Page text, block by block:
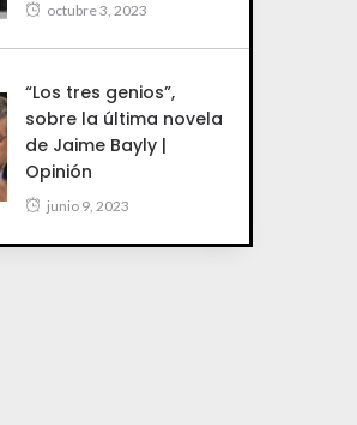
octubre 3, 2023
“Los tres genios”,
sobre la última novela
de Jaime Bayly |
Opinión
junio 9, 2023